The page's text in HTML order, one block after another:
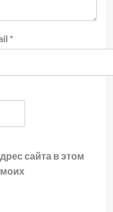
*
сайта в этом